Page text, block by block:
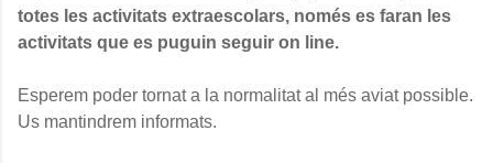
totes les activitats extraescolars, només es faran les
activitats que es puguin seguir on line.
Esperem poder tornat a la normalitat al més aviat possible.
Us mantindrem informats.